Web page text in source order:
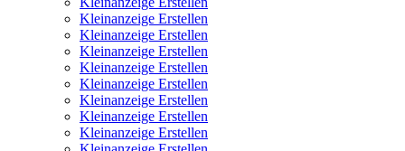
Kleinanzeige Erstellen
Kleinanzeige Erstellen
Kleinanzeige Erstellen
Kleinanzeige Erstellen
Kleinanzeige Erstellen
Kleinanzeige Erstellen
Kleinanzeige Erstellen
Kleinanzeige Erstellen